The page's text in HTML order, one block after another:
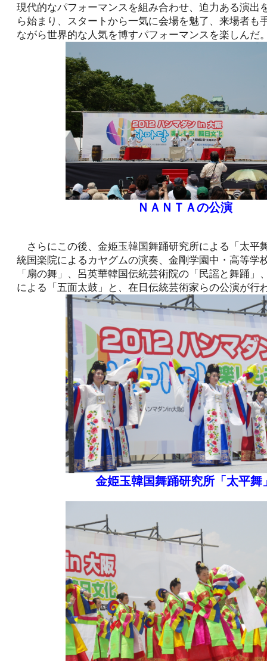
現代的なパフォーマンスを組み合わせ、迫力ある演出
ら始まり、スタートから一気に会場を魅了、来場者も
ながら世界的な人気を博すパフォーマンスを楽しんだ
ＮＡＮＴＡの公演
さらにこの後、金姫玉韓国舞踊研究所による「太平
統国楽院によるカヤグムの演奏、金剛学園中・高等
「扇の舞」、呂英華韓国伝統芸術院の「民謡と舞踊」
による「五面太鼓」と、在日伝統芸術家らの公演が行
金姫玉韓国舞踊研究所「太平舞